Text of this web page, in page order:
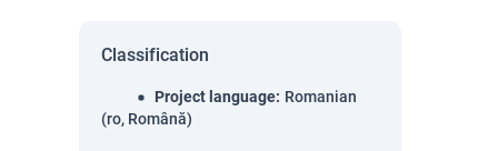
Classification
Project language: Romanian
(ro, Română)